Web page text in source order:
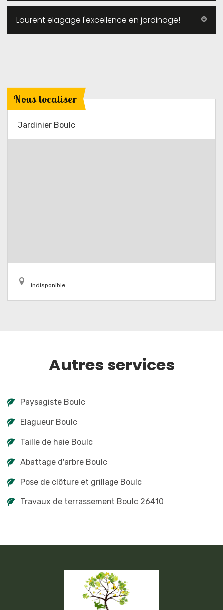
Laurent elagage l'excellence en jardinage!
Nous localiser
Jardinier Boulc
indisponible
Autres services
Paysagiste Boulc
Elagueur Boulc
Taille de haie Boulc
Abattage d'arbre Boulc
Pose de clôture et grillage Boulc
Travaux de terrassement Boulc 26410